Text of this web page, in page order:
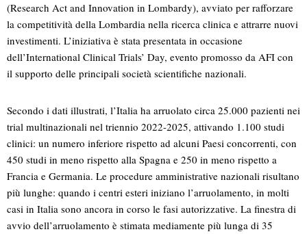
(Research Act and Innovation in Lombardy), avviato per rafforzare
la competitività della Lombardia nella ricerca clinica e attrarre nuovi
investimenti. L’iniziativa è stata presentata in occasione
dell’International Clinical Trials’ Day, evento promosso da AFI con
il supporto delle principali società scientifiche nazionali.
Secondo i dati illustrati, l’Italia ha arruolato circa 25.000 pazienti nei
trial multinazionali nel triennio 2022-2025, attivando 1.100 studi
clinici: un numero inferiore rispetto ad alcuni Paesi concorrenti, con
450 studi in meno rispetto alla Spagna e 250 in meno rispetto a
Francia e Germania. Le procedure amministrative nazionali risultano
più lunghe: quando i centri esteri iniziano l’arruolamento, in molti
casi in Italia sono ancora in corso le fasi autorizzative. La finestra di
avvio dell’arruolamento è stimata mediamente più lunga di 35